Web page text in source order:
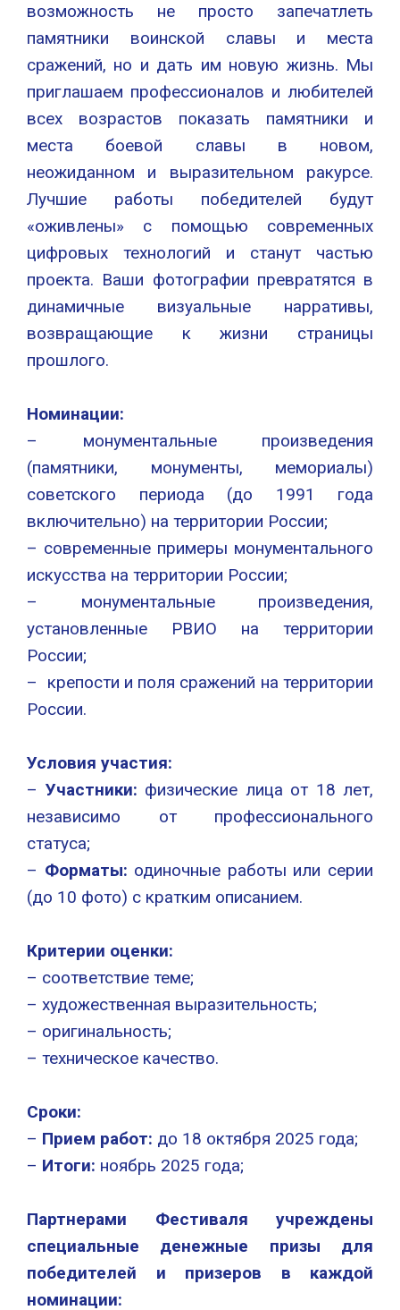
возможность не просто запечатлеть
памятники воинской славы и места
сражений, но и дать им новую жизнь. Мы
приглашаем профессионалов и любителей
всех возрастов показать памятники и
места боевой славы в новом,
неожиданном и выразительном ракурсе.
Лучшие работы победителей будут
«оживлены» с помощью современных
цифровых технологий и станут частью
проекта. Ваши фотографии превратятся в
динамичные визуальные нарративы,
возвращающие к жизни страницы
прошлого.
Номинации:
– монументальные произведения
(памятники, монументы, мемориалы)
советского периода (до 1991 года
включительно) на территории России;
– современные примеры монументального
искусства на территории России;
– монументальные произведения,
установленные РВИО на территории
России;
– крепости и поля сражений на территории
России.
Условия участия:
– Участники: физические лица от 18 лет,
независимо от профессионального
статуса;
– Форматы: одиночные работы или серии
(до 10 фото) с кратким описанием.
Критерии оценки:
– соответствие теме;
– художественная выразительность;
– оригинальность;
– техническое качество.
Сроки:
– Прием работ: до 18 октября 2025 года;
– Итоги: ноябрь 2025 года;
Партнерами Фестиваля учреждены
специальные денежные призы для
победителей и призеров в каждой
номинации: